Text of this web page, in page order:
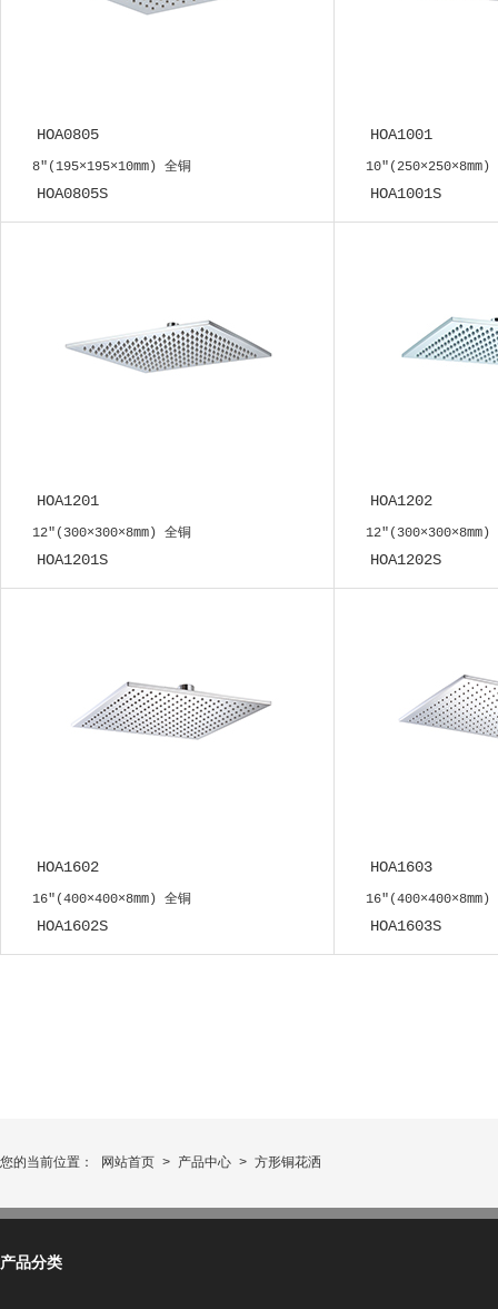
HOA0805
8"(195×195×10mm) 全铜
HOA0805S
HOA1001
10"(250×250×8mm)
HOA1001S
HOA1201
12"(300×300×8mm) 全铜
HOA1201S
HOA1202
12"(300×300×8mm)
HOA1202S
HOA1602
16"(400×400×8mm) 全铜
HOA1602S
HOA1603
16"(400×400×8mm)
HOA1603S
您的当前位置： 网站首页 > 产品中心 > 方形铜花洒
产品分类